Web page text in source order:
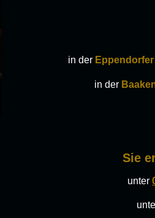
in der
in der
Sie
unter